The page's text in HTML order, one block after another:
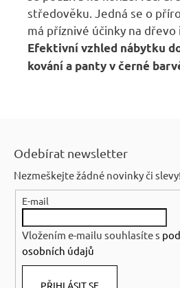
středověku. Jedná se o
má příznivé účinky na
Efektivní vzhled nábytku
kování a panty v černé
Odebírat newsletter
Nezmeškejte žádné novinky či slevy!
E-mail
Vložením e-mailu souhlasíte s
osobních údajů
PŘIHLÁSIT SE